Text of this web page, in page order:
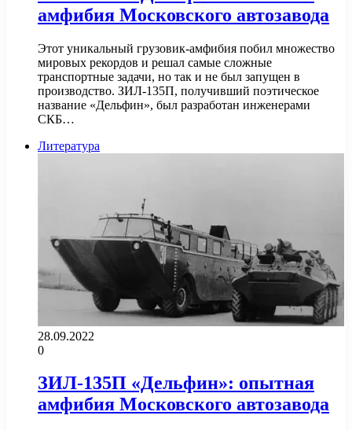
амфибия Московского автозавода
Этот уникальный грузовик-амфибия побил множество
мировых рекордов и решал самые сложные
транспортные задачи, но так и не был запущен в
производство. ЗИЛ-135П, получивший поэтическое
название «Дельфин», был разработан инженерами
СКБ…
Литература
28.09.2022
0
ЗИЛ-135П «Дельфин»: опытная
амфибия Московского автозавода